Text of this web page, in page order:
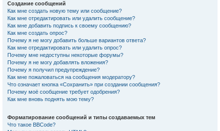
Создание сообщений
Как мне создать новую тему или сообщение?
Как мне отредактировать или удалить сообщение?
Как мне добавить подпись к своему сообщению?
Как мне создать опрос?
Почему я не могу добавить больше вариантов ответа?
Как мне отредактировать или удалить опрос?
Почему мне недоступны некоторые форумы?
Почему я не могу добавлять вложения?
Почему я получил предупреждение?
Как мне пожаловаться на сообщения модератору?
Что означает кнопка «Сохранить» при создании сообщения?
Почему моё сообщение требует одобрения?
Как мне вновь поднять мою тему?
Форматирование сообщений и типы создаваемых тем
Что такое BBCode?